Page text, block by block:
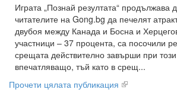
Играта „Познай резултата“ продължава
читателите на Gong.bg да печелят
двубоя между Канада и Босна и
участници – 37 процента, са посочили
срещата действително завърши при
впечатляващо, тъй като в срещ...
Прочети цялата публикация